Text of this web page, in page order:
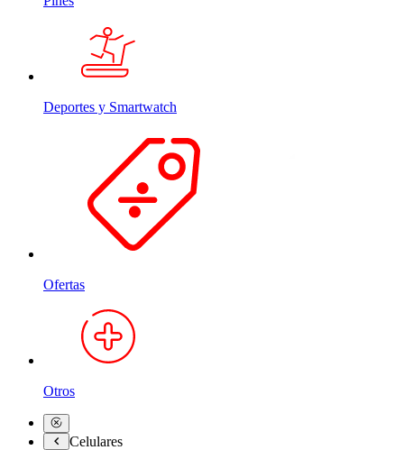
Deportes y Smartwatch
Ofertas
Otros
Celulares